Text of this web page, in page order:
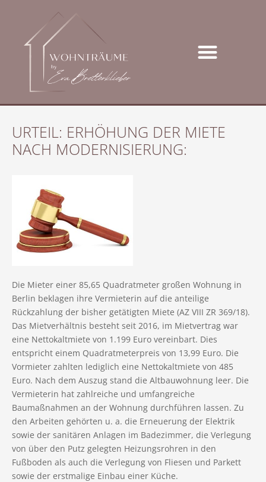
URTEIL: ERHÖHUNG DER MIETE
NACH MODERNISIERUNG:
Die Mieter einer 85,65 Quadratmeter großen Wohnung in
Berlin beklagen ihre Vermieterin auf die anteilige
Rückzahlung der bisher getätigten Miete (AZ VIII ZR 369/18).
Das Mietverhältnis besteht seit 2016, im Mietvertrag war
eine Nettokaltmiete von 1.199 Euro vereinbart. Dies
entspricht einem Quadratmeterpreis von 13,99 Euro. Die
Vormieter zahlten lediglich eine Nettokaltmiete von 485
Euro. Nach dem Auszug stand die Altbauwohnung leer. Die
Vermieterin hat zahlreiche und umfangreiche
Baumaßnahmen an der Wohnung durchführen lassen. Zu
den Arbeiten gehörten u. a. die Erneuerung der Elektrik
sowie der sanitären Anlagen im Badezimmer, die Verlegung
von über den Putz gelegten Heizungsrohren in den
Fußboden als auch die Verlegung von Fliesen und Parkett
sowie der erstmalige Einbau einer Küche.